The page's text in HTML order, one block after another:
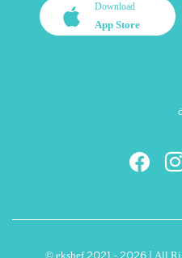
Download
App Store